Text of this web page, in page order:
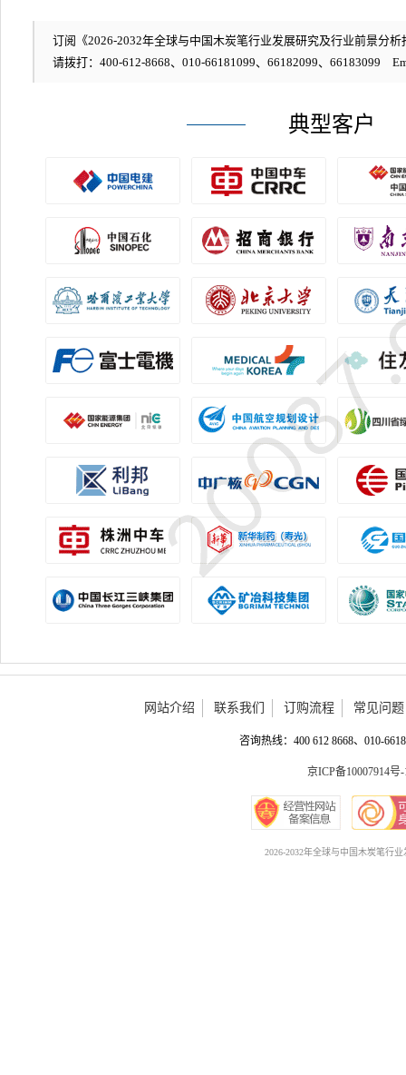
订阅《2026-2032年全球与中国木炭笔行业发展研究及行业前景分析
请拨打：400-612-8668、010-66181099、66182099、66183099
典型客户
网站介绍 联系我们 订购流程 常见问题
咨询热线：400 612 8668、010-
京ICP备10007914号-
2026-2032年全球与中国木炭笔行